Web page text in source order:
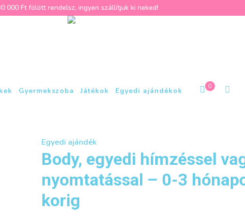
000 Ft fölött rendelsz, ingyen szállítjuk ki neked!
0
Gyermekszoba Játékok Egyedi ajándékok
Egyedi ajándék
Body, egyedi hímzéssel
nyomtatással – 0-3
korig